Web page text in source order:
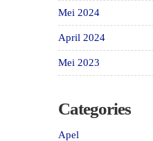
Mei 2024
April 2024
Mei 2023
Categories
Apel